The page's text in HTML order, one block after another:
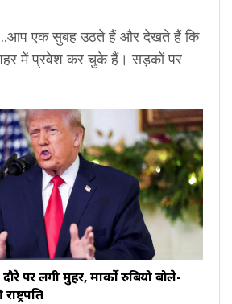
एक सुबह उठते हैं और देखते हैं कि
में प्रवेश कर चुके हैं। सड़कों पर
पर लगी मुहर, मार्को रुबियो बोले-